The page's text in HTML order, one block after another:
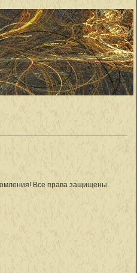
Все права защищены.